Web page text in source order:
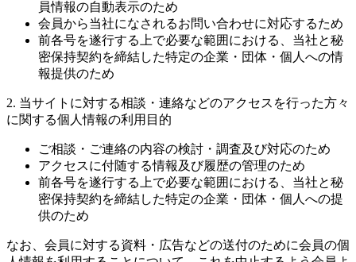
員情報の自動表示のため
会員から当社になされるお問い合わせに対応するため
前各号を遂行する上で必要な範囲における、当社と秘
密保持契約を締結した特定の企業・団体・個人への情
報提供のため
2. 当サイトに対する相談・連絡などのアクセスを行った方々
に関する個人情報の利用目的
ご相談・ご連絡の内容の検討・調査及び対応のため
アクセスに付随する情報及び履歴の管理のため
前各号を遂行する上で必要な範囲における、当社と秘
密保持契約を締結した特定の企業・団体・個人への提
供のため
なお、会員に対する資料・広告などの送付のために会員の個